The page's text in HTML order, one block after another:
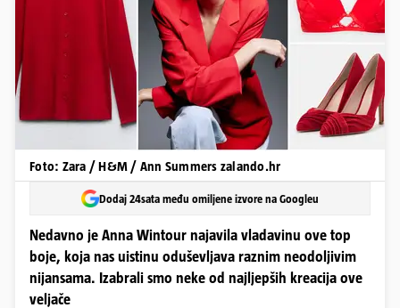
Foto: Zara / H&M / Ann Summers zalando.hr
Dodaj 24sata među omiljene izvore na Googleu
Nedavno je Anna Wintour najavila vladavinu ove top
boje, koja nas uistinu oduševljava raznim neodoljivim
nijansama. Izabrali smo neke od najljepših kreacija ove
veljače